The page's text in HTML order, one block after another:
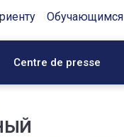
Обучающимся
Centre de presse